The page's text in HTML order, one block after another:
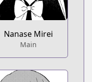
Nanase Mirei
Main